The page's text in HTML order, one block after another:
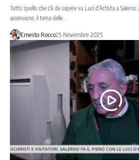
Tutto quello che c'è da sapere su Luci d'Artista a Salerno
accensione, il tema delle…
Ernesto Rocco25 Novembre 2025